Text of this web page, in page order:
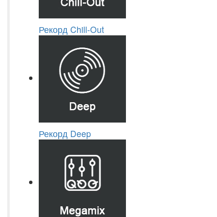
Рекорд Chill-Out
Рекорд Deep